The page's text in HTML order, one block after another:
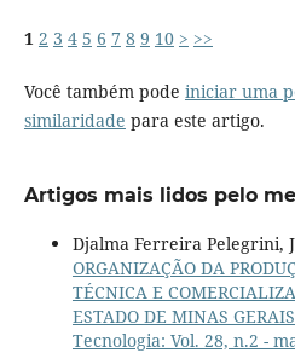
1 2 3 4 5 6 7 8 9 10 > >>
Você também pode iniciar uma
similaridade para este artigo.
Artigos mais lidos pelo
Djalma Ferreira Pelegrini,
ORGANIZAÇÃO DA
TÉCNICA E
ESTADO DE MINAS GERAIS
Tecnologia: Vol. 28, n.2 -